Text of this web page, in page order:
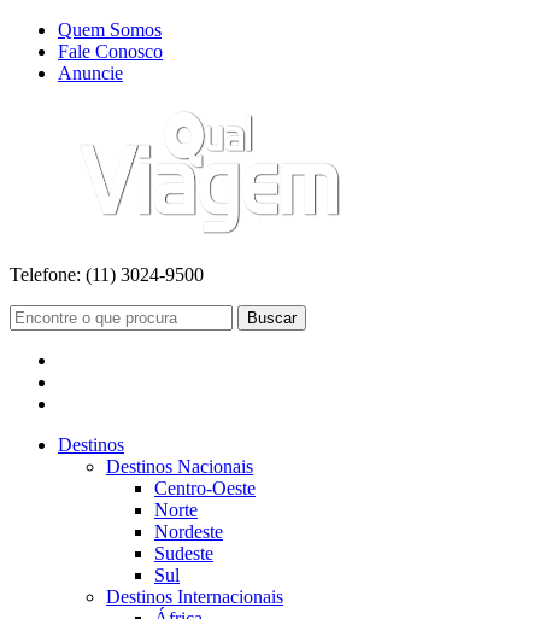
Quem Somos
Fale Conosco
Anuncie
Telefone: (11) 3024-9500
Buscar
Destinos
Destinos Nacionais
Centro-Oeste
Norte
Nordeste
Sudeste
Sul
Destinos Internacionais